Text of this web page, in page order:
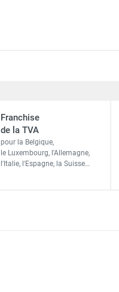
6100006180
4052138013083
ACCESSOIRES
Franchise
de la TVA
pour la Belgique,
le Luxembourg, l'Allemagne,
l'Italie, l'Espagne, la Suisse…